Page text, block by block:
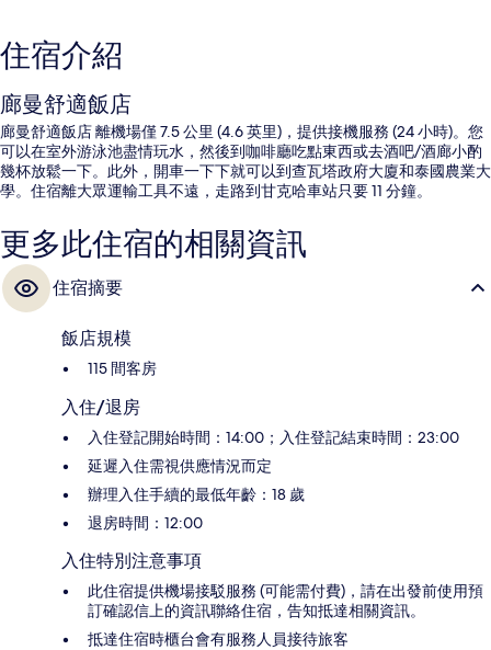
住宿介紹
廊曼舒適飯店
廊曼舒適飯店 離機場僅 7.5 公里 (4.6 英里)，提供接機服務 (24 小時)。您
可以在室外游泳池盡情玩水，然後到咖啡廳吃點東西或去酒吧/酒廊小酌
幾杯放鬆一下。此外，開車一下下就可以到查瓦塔政府大廈和泰國農業大
學。住宿離大眾運輸工具不遠，走路到甘克哈車站只要 11 分鐘。
更多此住宿的相關資訊
住宿摘要
飯店規模
115 間客房
入住/退房
入住登記開始時間：14:00；入住登記結束時間：23:00
延遲入住需視供應情況而定
辦理入住手續的最低年齡：18 歲
退房時間：12:00
入住特別注意事項
此住宿提供機場接駁服務 (可能需付費)，請在出發前使用預
訂確認信上的資訊聯絡住宿，告知抵達相關資訊。
抵達住宿時櫃台會有服務人員接待旅客